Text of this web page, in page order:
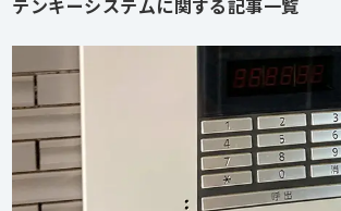
テンキーシステムに関する記事一覧